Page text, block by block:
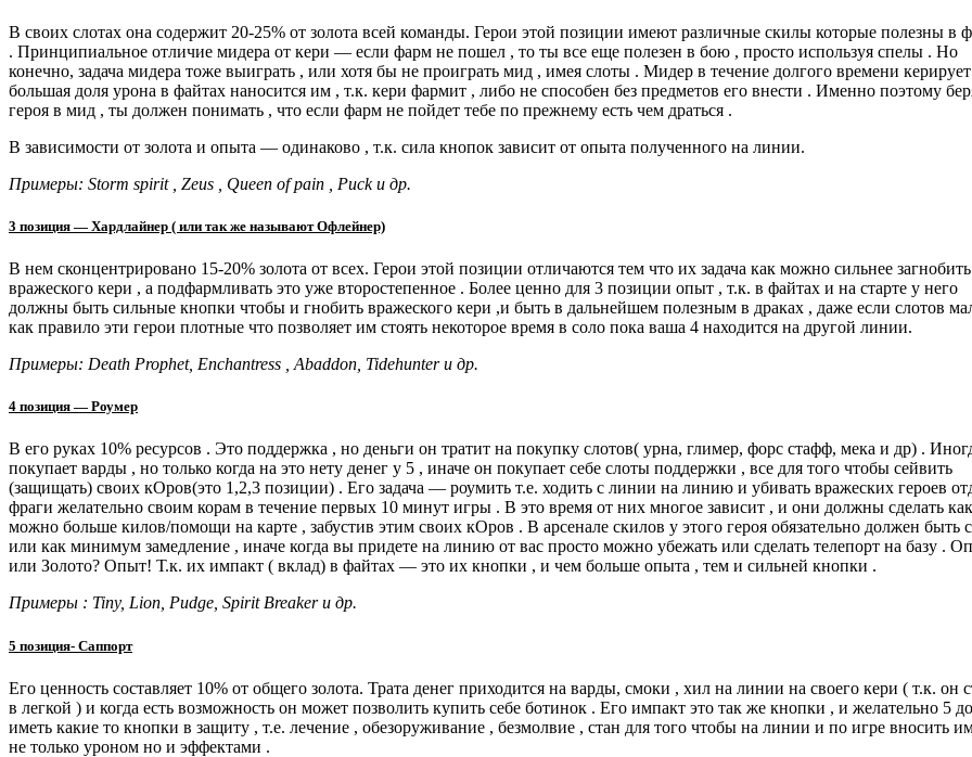
В своих слотах она содержит 20-25% от золота всей команды. Герои этой позиции имеют различные скилы которые полезны в
. Принципиальное отличие мидера от кери — если фарм не пошел , то ты все еще полезен в бою , просто используя спелы . Но
конечно, задача мидера тоже выиграть , или хотя бы не проиграть мид , имея слоты . Мидер в течение долгого времени керирует
большая доля урона в файтах наносится им , т.к. кери фармит , либо не способен без предметов его внести . Именно поэтому
героя в мид , ты должен понимать , что если фарм не пойдет тебе по прежнему есть чем драться .
В зависимости от золота и опыта — одинаково , т.к. сила кнопок зависит от опыта полученного на линии.
Примеры: Storm spirit , Zeus , Queen of pain , Puck и др.
3 позиция — Хардлайнер ( или так же называют Офлейнер)
В нем сконцентрировано 15-20% золота от всех. Герои этой позиции отличаются тем что их задача как можно сильнее загнобить
вражеского кери , а подфармливать это уже второстепенное . Более ценно для 3 позиции опыт , т.к. в файтах и на старте у него
должны быть сильные кнопки чтобы и гнобить вражеского кери ,и быть в дальнейшем полезным в драках , даже если слотов
как правило эти герои плотные что позволяет им стоять некоторое время в соло пока ваша 4 находится на другой линии.
Примеры: Death Prophet, Enchantress , Abaddon, Tidehunter и др.
4 позиция — Роумер
В его руках 10% ресурсов . Это поддержка , но деньги он тратит на покупку слотов( урна, глимер, форс стафф, мека и др) .
покупает варды , но только когда на это нету денег у 5 , иначе он покупает себе слоты поддержки , все для того чтобы сейвить
(защищать) своих кОров(это 1,2,3 позиции) . Его задача — роумить т.е. ходить с линии на линию и убивать вражеских героев
фраги желательно своим корам в течение первых 10 минут игры . В это время от них многое зависит , и они должны сделать как
можно больше килов/помощи на карте , забустив этим своих кОров . В арсенале скилов у этого героя обязательно должен быть
или как минимум замедление , иначе когда вы придете на линию от вас просто можно убежать или сделать телепорт на базу .
или Золото? Опыт! Т.к. их импакт ( вклад) в файтах — это их кнопки , и чем больше опыта , тем и сильней кнопки .
Примеры : Tiny, Lion, Pudge, Spirit Breaker и др.
5 позиция- Саппорт
Его ценность составляет 10% от общего золота. Трата денег приходится на варды, смоки , хил на линии на своего кери ( т.к. он
в легкой ) и когда есть возможность он может позволить купить себе ботинок . Его импакт это так же кнопки , и желательно 5
иметь какие то кнопки в защиту , т.е. лечение , обезоруживание , безмолвие , стан для того чтобы на линии и по игре вносить
не только уроном но и эффектами .